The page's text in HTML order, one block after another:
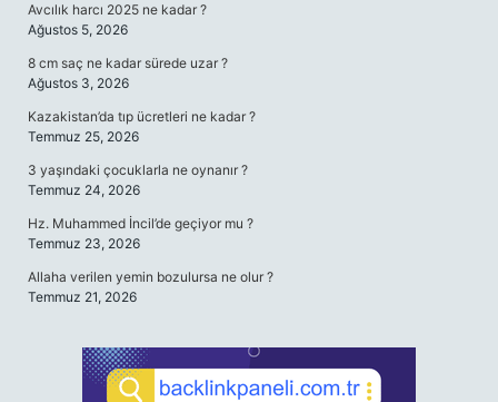
Avcılık harcı 2025 ne kadar ?
Ağustos 5, 2026
8 cm saç ne kadar sürede uzar ?
Ağustos 3, 2026
Kazakistan’da tıp ücretleri ne kadar ?
Temmuz 25, 2026
3 yaşındaki çocuklarla ne oynanır ?
Temmuz 24, 2026
Hz. Muhammed İncil’de geçiyor mu ?
Temmuz 23, 2026
Allaha verilen yemin bozulursa ne olur ?
Temmuz 21, 2026